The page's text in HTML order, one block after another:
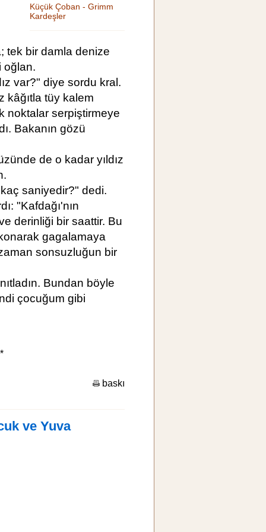
Küçük Çoban - Grimm
Kardeşler
tek bir damla denize
oğlan.
var?" diye sordu kral.
kâğıtla tüy kalem
noktalar serpiştirmeye
Bakanın gözü
de o kadar yıldız
saniyedir?" dedi.
"Kafdağı'nın
derinliği bir saattir. Bu
gagalamaya
sonsuzluğun bir
Bundan böyle
çocuğum gibi
baskı
ve Yuva